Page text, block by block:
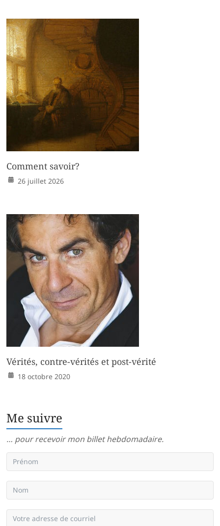
Comment savoir?
26 juillet 2026
Vérités, contre-vérités et post-vérité
18 octobre 2020
Me suivre
… pour recevoir mon billet hebdomadaire.